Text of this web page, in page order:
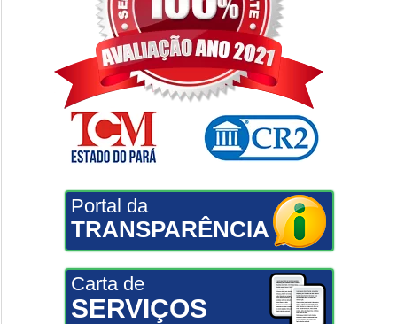
Portal da
TRANSPARÊNCIA
Carta de
SERVIÇOS